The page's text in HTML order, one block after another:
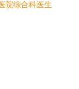
综合科医生